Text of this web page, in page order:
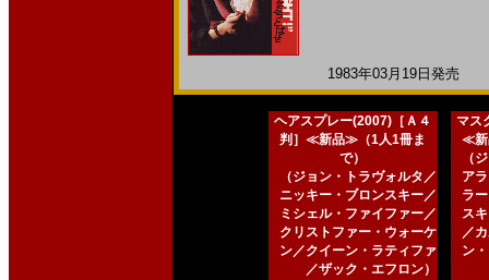
1983年03月19日発売
ヘアスプレー(2007)［Ａ４
判］≪新品≫（1人1冊ま
で）
（ジョン・トラヴォルタ／
ニッキー・ブロンスキー／
ミシェル・ファイファー／
クリストファー・ウォーケ
ン／クイーン・ラティファ
／ザック・エフロン）
マス
≪新
（
ア
ラ
ス
／
ン